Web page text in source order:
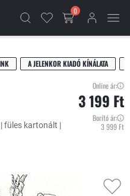
0
A JELENKOR KIADÓ KÍNÁLATA
füles kartonált |
Online ár:
3 199 Ft
Borító ár:
3 999 Ft